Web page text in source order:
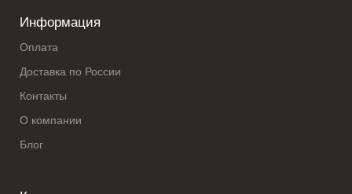
Информация
Оплата
Доставка по России
Контакты
О компании
Блог